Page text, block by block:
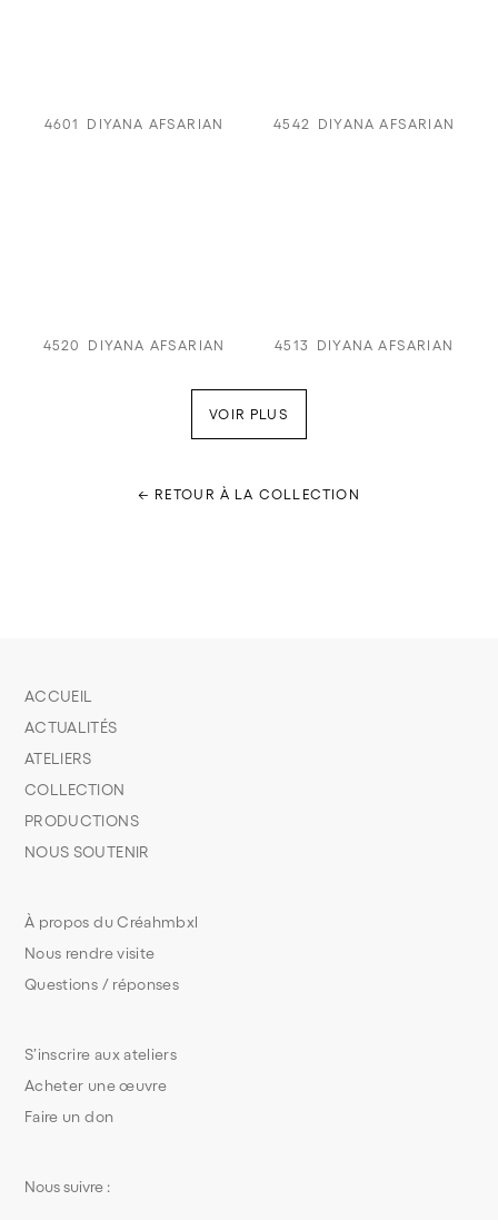
4601 DIYANA AFSARIAN 4542 DIYANA AFSARIAN
4520 DIYANA AFSARIAN 4513 DIYANA AFSARIAN
VOIR PLUS
← RETOUR À LA COLLECTION
S’inscrire aux ateliers
Acheter une œuvre
Faire un don
À propos du Créahmbxl
Nous rendre visite
Questions / réponses
ACCUEIL
ACTUALITÉS
ATELIERS
COLLECTION
PRODUCTIONS
NOUS SOUTENIR
Nous suivre :